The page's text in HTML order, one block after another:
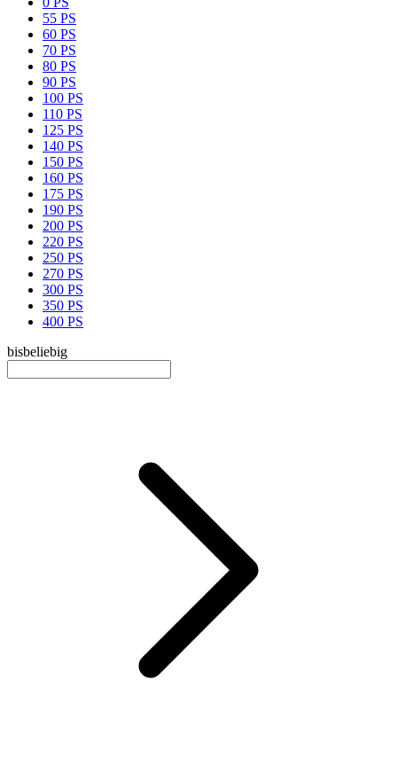
55 PS
60 PS
70 PS
80 PS
90 PS
100 PS
110 PS
125 PS
140 PS
150 PS
160 PS
175 PS
190 PS
200 PS
220 PS
250 PS
270 PS
300 PS
350 PS
400 PS
bisbeliebig